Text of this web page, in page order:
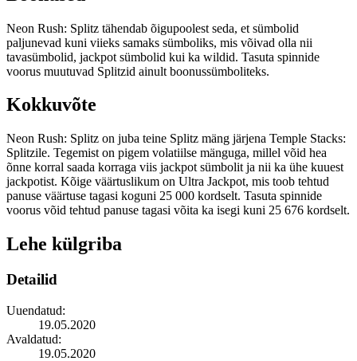
Neon Rush: Splitz tähendab õigupoolest seda, et sümbolid
paljunevad kuni viieks samaks sümboliks, mis võivad olla nii
tavasümbolid, jackpot sümbolid kui ka wildid. Tasuta spinnide
voorus muutuvad Splitzid ainult boonussümboliteks.
Kokkuvõte
Neon Rush: Splitz on juba teine Splitz mäng järjena Temple Stacks:
Splitzile. Tegemist on pigem volatiilse mänguga, millel võid hea
õnne korral saada korraga viis jackpot sümbolit ja nii ka ühe kuuest
jackpotist. Kõige väärtuslikum on Ultra Jackpot, mis toob tehtud
panuse väärtuse tagasi koguni 25 000 kordselt. Tasuta spinnide
voorus võid tehtud panuse tagasi võita ka isegi kuni 25 676 kordselt.
Lehe külgriba
Detailid
Uuendatud:
19.05.2020
Avaldatud:
19.05.2020